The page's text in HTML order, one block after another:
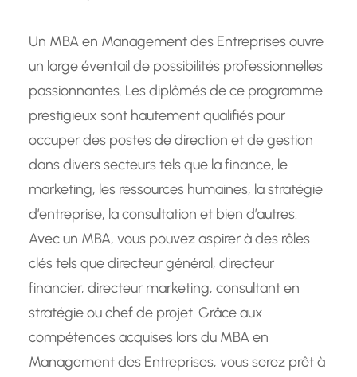
Un MBA en Management des Entreprises ouvre
un large éventail de possibilités professionnelles
passionnantes. Les diplômés de ce programme
prestigieux sont hautement qualifiés pour
occuper des postes de direction et de gestion
dans divers secteurs tels que la finance, le
marketing, les ressources humaines, la stratégie
d’entreprise, la consultation et bien d’autres.
Avec un MBA, vous pouvez aspirer à des rôles
clés tels que directeur général, directeur
financier, directeur marketing, consultant en
stratégie ou chef de projet. Grâce aux
compétences acquises lors du MBA en
Management des Entreprises, vous serez prêt à